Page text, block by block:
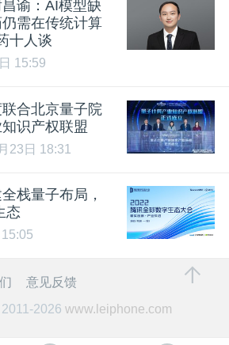
谕：AI模型缺
需在传统计算
十人谈
15:59
合北京量子院
识产权联盟
23日 18:31
栈量子布局，
态
意见反馈
2026 www.leiphone.com